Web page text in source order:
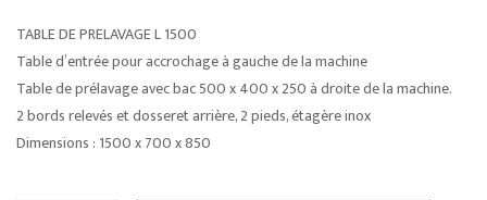
TABLE DE PRELAVAGE L 1500
Table d’entrée pour accrochage à gauche de la machine
Table de prélavage avec bac 500 x 400 x 250 à droite de la machine.
2 bords relevés et dosseret arrière, 2 pieds, étagère inox
Dimensions : 1500 x 700 x 850